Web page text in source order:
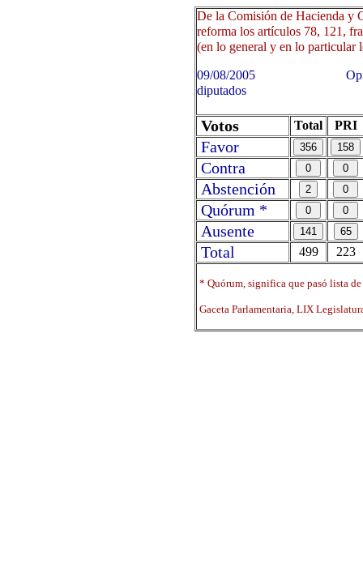
De la Comisión de Hacienda y
reforma los artículos 78, 121,
(en lo general y en lo particular
09/08/2005 Oprima
diputados
Votos Total PRI
Favor
Contra
Abstención
Quórum *
Ausente
Total
499 223
* Quórum, significa que pasó lista
Gaceta Parlamentaria, LIX